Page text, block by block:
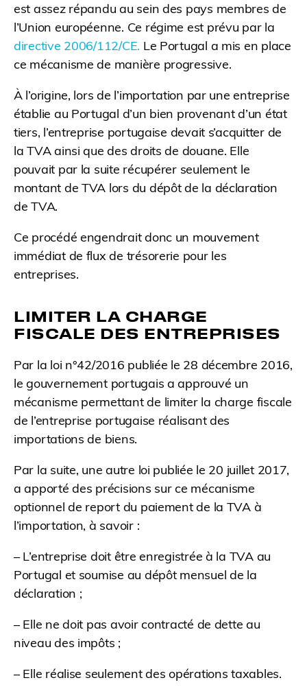
est assez répandu au sein des pays membres de
l’Union européenne. Ce régime est prévu par la
directive 2006/112/CE. Le Portugal a mis en place
ce mécanisme de manière progressive.
À l’origine, lors de l’importation par une entreprise
établie au Portugal d’un bien provenant d’un état
tiers, l’entreprise portugaise devait s’acquitter de
la TVA ainsi que des droits de douane. Elle
pouvait par la suite récupérer seulement le
montant de TVA lors du dépôt de la déclaration
de TVA.
Ce procédé engendrait donc un mouvement
immédiat de flux de trésorerie pour les
entreprises.
LIMITER LA CHARGE
FISCALE DES ENTREPRISES
Par la loi n°42/2016 publiée le 28 décembre 2016,
le gouvernement portugais a approuvé un
mécanisme permettant de limiter la charge fiscale
de l’entreprise portugaise réalisant des
importations de biens.
Par la suite, une autre loi publiée le 20 juillet 2017,
a apporté des précisions sur ce mécanisme
optionnel de report du paiement de la TVA à
l’importation, à savoir :
– L’entreprise doit être enregistrée à la TVA au
Portugal et soumise au dépôt mensuel de la
déclaration ;
– Elle ne doit pas avoir contracté de dette au
niveau des impôts ;
– Elle réalise seulement des opérations taxables.